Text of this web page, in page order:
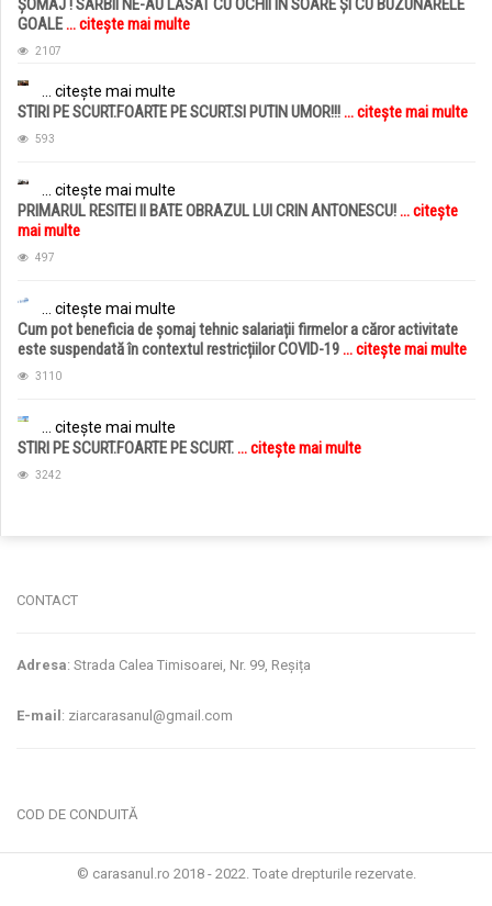
ȘOMAJ ! SÂRBII NE-AU LĂSAT CU OCHII ÎN SOARE ȘI CU BUZUNARELE
GOALE... citește mai multe
2107
... citește mai multe
STIRI PE SCURT.FOARTE PE SCURT.SI PUTIN UMOR!!!... citește mai multe
593
... citește mai multe
PRIMARUL RESITEI II BATE OBRAZUL LUI CRIN ANTONESCU!... citește
mai multe
497
... citește mai multe
Cum pot beneficia de șomaj tehnic salariații firmelor a căror activitate
este suspendată în contextul restricțiilor COVID-19... citește mai multe
3110
... citește mai multe
STIRI PE SCURT.FOARTE PE SCURT.... citește mai multe
3242
CONTACT
Adresa: Strada Calea Timisoarei, Nr. 99, Reșița
E-mail : ziarcarasanul@gmail.com
COD DE CONDUITĂ
© carasanul.ro 2018 - 2022. Toate drepturile rezervate.